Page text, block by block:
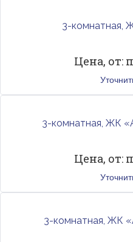
3-комнатная,
Цена, от:
3-комнатная, ЖК
Цена, от:
3-комнатная, ЖК